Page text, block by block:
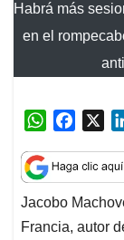
Habrá más
en el
W
a
t
s
A
c
e
b
o
Jacobo
Francia, autor